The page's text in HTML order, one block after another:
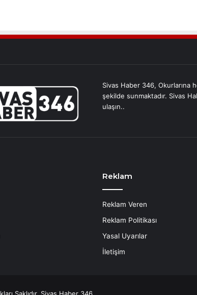
Sivas Haber 346, Okurlarına
şekilde sunmaktadır. Sivas
ulaşın..
Reklam
Reklam Veren
Reklam Politikası
Yasal Uyarılar
İletişim